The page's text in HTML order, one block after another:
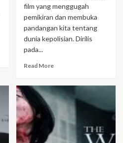
film yang menggugah
pemikiran dan membuka
pandangan kita tentang
dunia kepolisian. Dirilis
pada...
Read More